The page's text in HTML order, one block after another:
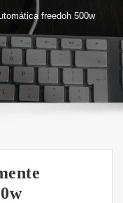
freedoh 500w